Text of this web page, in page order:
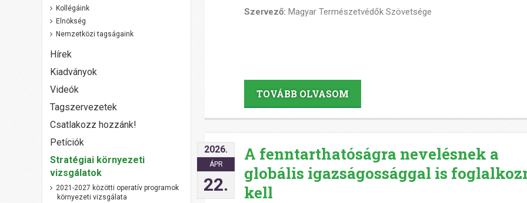
Szervező: Magyar Természetvédők Szövetsége
TOVÁBB OLVASOM
2026.
ÁPR
22.
A fenntarthatóságra nevelésnek a
globális igazságossággal is
kell
Kollégáink
Elnökség
Nemzetközi tagságaink
Hírek
Kiadványok
Videók
Tagszervezetek
Csatlakozz hozzánk!
Petíciók
Stratégiai környezeti
vizsgálatok
2021-2027 közötti operatív programok
környezeti vizsgálata